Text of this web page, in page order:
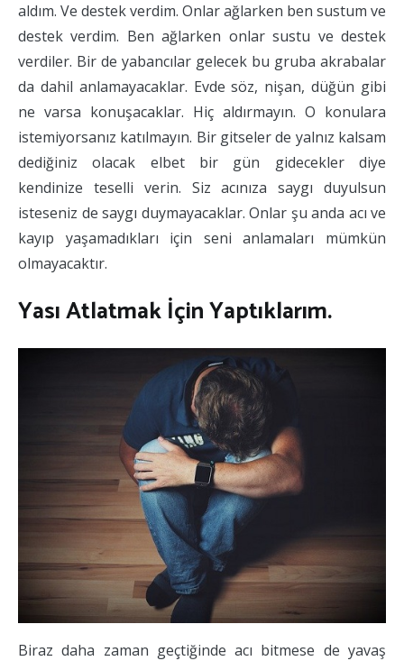
aldım. Ve destek verdim. Onlar ağlarken ben sustum ve
destek verdim. Ben ağlarken onlar sustu ve destek
verdiler. Bir de yabancılar gelecek bu gruba akrabalar
da dahil anlamayacaklar. Evde söz, nişan, düğün gibi
ne varsa konuşacaklar. Hiç aldırmayın. O konulara
istemiyorsanız katılmayın. Bir gitseler de yalnız kalsam
dediğiniz olacak elbet bir gün gidecekler diye
kendinize teselli verin. Siz acınıza saygı duyulsun
isteseniz de saygı duymayacaklar. Onlar şu anda acı ve
kayıp yaşamadıkları için seni anlamaları mümkün
olmayacaktır.
Yası Atlatmak İçin Yaptıklarım.
Biraz daha zaman geçtiğinde acı bitmese de yavaş